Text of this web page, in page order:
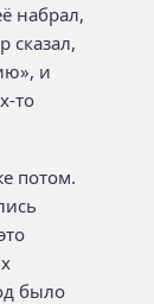
набрал,
сказал,
и
то
потом.
было